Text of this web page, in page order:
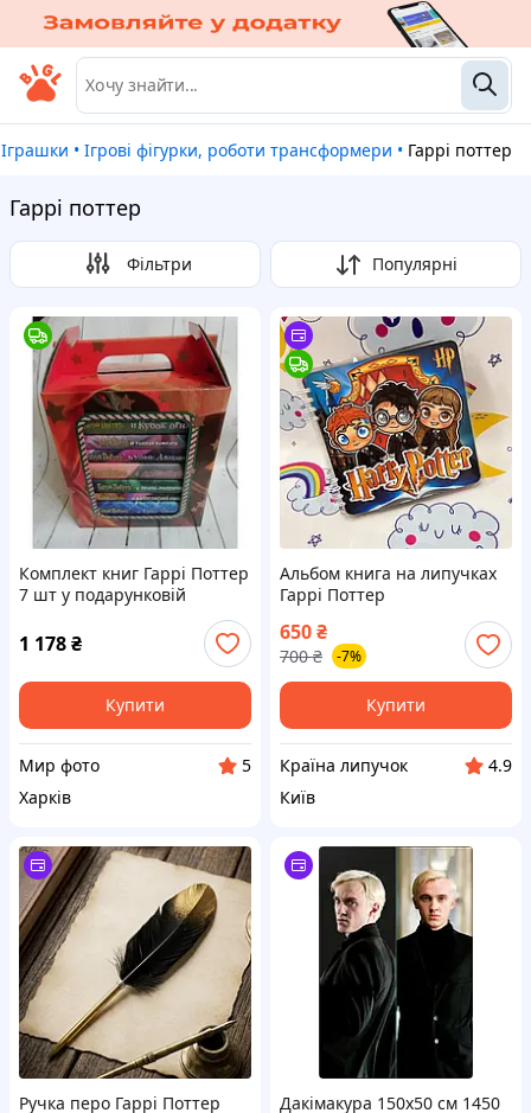
Іграшки • Ігрові фігурки, роботи трансформери • Гаррі поттер
Гаррі поттер
Фільтри Популярні
Комплект книг Гаррі Поттер
7 шт у подарунковій
1 178₴
Купити
Мир фото
5
Харків
Альбом книга на липучках
Гаррі Поттер
650₴
700 ₴ -7%
Купити
Країна липучок
4.9
Київ
Ручка перо Гаррі Поттер
Дакімакура 150х50 см 1450